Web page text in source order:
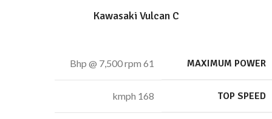
Kawasaki Vulcan C
MAXIMUM POWER
61 Bhp @ 7,500 rpm
TOP SPEED
168 kmph